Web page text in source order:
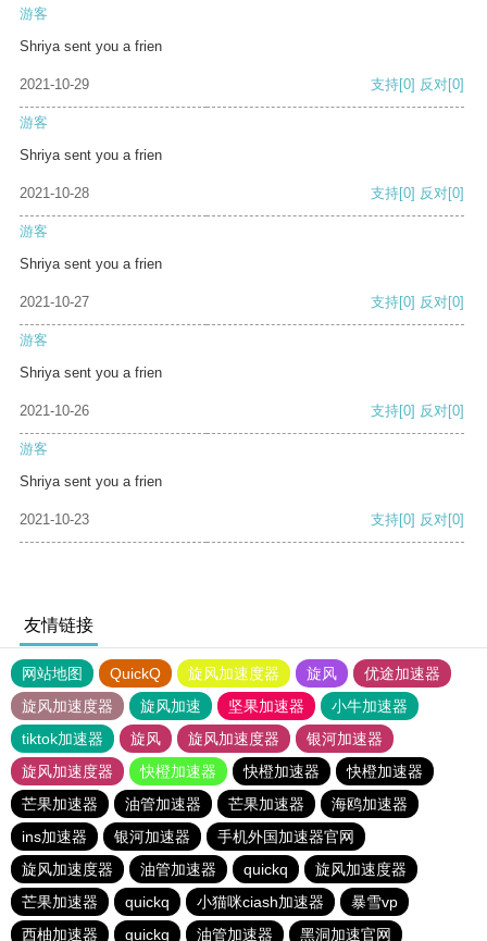
游客
Shriya sent you a frien
2021-10-29 支持[0] 反对[0]
游客
Shriya sent you a frien
2021-10-28 支持[0] 反对[0]
游客
Shriya sent you a frien
2021-10-27 支持[0] 反对[0]
游客
Shriya sent you a frien
2021-10-26 支持[0] 反对[0]
游客
Shriya sent you a frien
2021-10-23 支持[0] 反对[0]
友情链接
网站地图 QuickQ 旋风加速度器 旋风
优途加速器
旋风加速度器
旋风加速 坚果加速器
小牛加速器
tiktok加速器
旋风 旋风加速度器
银河加速器
旋风加速度器
快橙加速器 快橙加速器
快橙加速器
芒果加速器
油管加速器 芒果加速器
海鸥加速器
ins加速器
银河加速器
手机外国加速器官网
旋风加速度器
油管加速器 quickq
旋风加速度器
芒果加速器
quickq 小猫咪ciash加速器
暴雪vp
西柚加速器
quickq 油管加速器 黑洞加速官网